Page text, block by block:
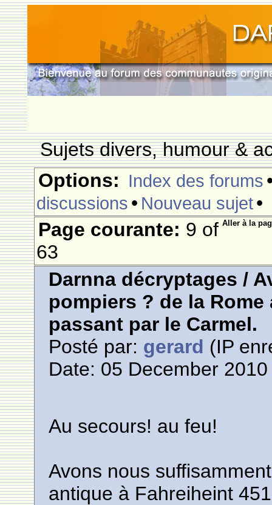
Sujets divers, humour &
Options: Index des forums
discussions • Nouveau sujet•
Aller à la
Page courante: 9 of
63
Darnna décryptages /
pompiers ? de la
passant par le Carmel.
Posté par: gerard (IP
Date: 05 December
Au secours! au feu!
Avons nous
antique à Fahreiheint